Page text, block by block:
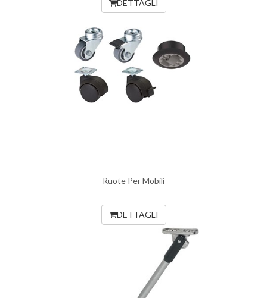
DETTAGLI
Ruote Per Mobili
DETTAGLI